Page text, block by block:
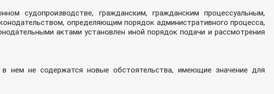
судопроизводстве, гражданским, гражданским процессуальным,
определяющим порядок административного процесса,
актами установлен иной порядок подачи и рассмотрения
не содержатся новые обстоятельства, имеющие значение для